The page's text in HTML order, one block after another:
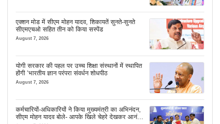
एक्शन मोड में सीएम मोहन यादव, शिकायतें सुनते-सुनते
सीएमएचओ सहित तीन को किया सस्पेंड
August 7, 2026
योगी सरकार की पहल पर उच्च शिक्षा संस्थानों में स्थापित
होंगी ‘भारतीय ज्ञान परंपरा संवर्धन शोधपीठ
August 7, 2026
कर्मचारियों-अधिकारियों ने किया मुख्यमंत्री का अभिनंदन,
सीएम मोहन यादव बोले- आपके खिले चेहरे देखकर आनंद